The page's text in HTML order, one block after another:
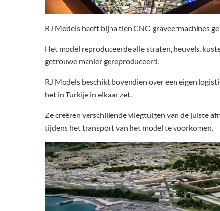
RJ Models heeft bijna tien CNC-graveermachines
Het model reproduceerde alle straten, heuvels,
getrouwe manier gereproduceerd.
RJ Models beschikt bovendien over een eigen
het in Turkije in elkaar zet.
Ze creëren verschillende vliegtuigen van de juiste
tijdens het transport van het model te voorkomen.